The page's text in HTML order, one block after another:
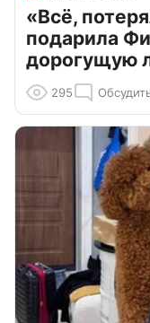
«Всё,
подарила
дорогущую
295